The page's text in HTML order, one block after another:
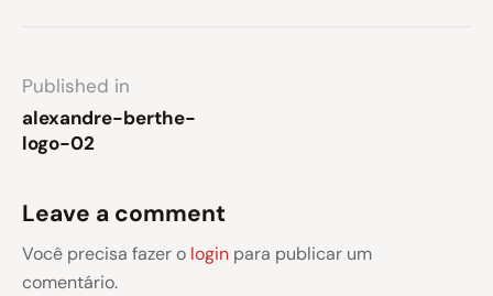
Published in
alexandre-berthe-
logo-02
Leave a comment
Você precisa fazer o login para publicar um
comentário.